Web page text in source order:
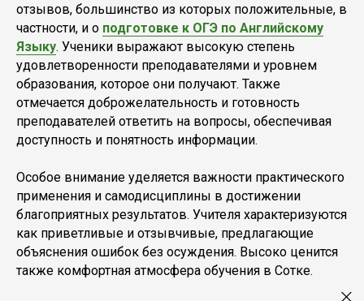
отзывов, большинство из которых положительные, в
частности, и о подготовке к ОГЭ по Английскому
Языку. Ученики выражают высокую степень
удовлетворенности преподавателями и уровнем
образования, которое они получают. Также
отмечается доброжелательность и готовность
преподавателей ответить на вопросы, обеспечивая
доступность и понятность информации.
Особое внимание уделяется важности практического
применения и самодисциплины в достижении
благоприятных результатов. Учителя характеризуются
как приветливые и отзывчивые, предлагающие
объяснения ошибок без осуждения. Высоко ценится
также комфортная атмосфера обучения в Сотке.